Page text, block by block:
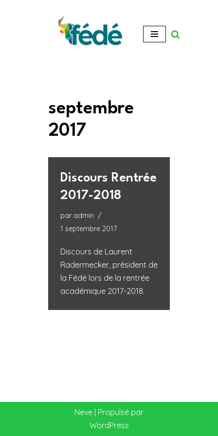
septembre
2017
Discours Rentrée
2017-2018
par admin
1 septembre 2017
Discours de Laurent
Radermecker, président de
la Fédé lors de la rentrée
académique 2017-2018.
Neve | Propulsé par
WordPress